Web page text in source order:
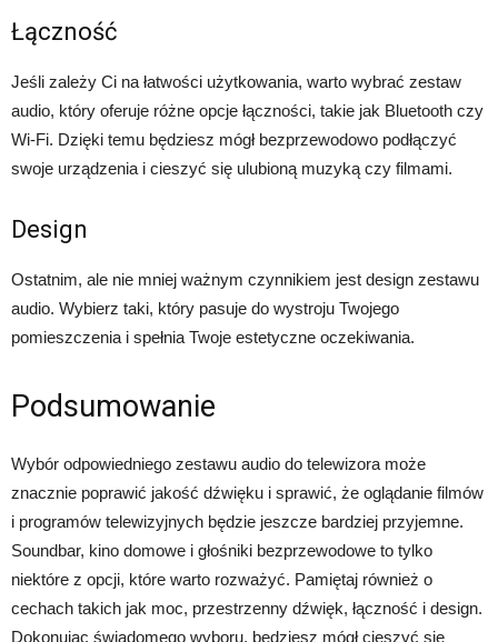
Łączność
Jeśli zależy Ci na łatwości użytkowania, warto wybrać zestaw
audio, który oferuje różne opcje łączności, takie jak Bluetooth czy
Wi-Fi. Dzięki temu będziesz mógł bezprzewodowo podłączyć
swoje urządzenia i cieszyć się ulubioną muzyką czy filmami.
Design
Ostatnim, ale nie mniej ważnym czynnikiem jest design zestawu
audio. Wybierz taki, który pasuje do wystroju Twojego
pomieszczenia i spełnia Twoje estetyczne oczekiwania.
Podsumowanie
Wybór odpowiedniego zestawu audio do telewizora może
znacznie poprawić jakość dźwięku i sprawić, że oglądanie filmów
i programów telewizyjnych będzie jeszcze bardziej przyjemne.
Soundbar, kino domowe i głośniki bezprzewodowe to tylko
niektóre z opcji, które warto rozważyć. Pamiętaj również o
cechach takich jak moc, przestrzenny dźwięk, łączność i design.
Dokonując świadomego wyboru, będziesz mógł cieszyć się